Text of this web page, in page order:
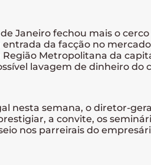
Janeiro fechou mais o
da facção no
Metropolitana da
lavagem de dinheiro do
nesta semana, o diretor-
a convite, os
nos parreirais do